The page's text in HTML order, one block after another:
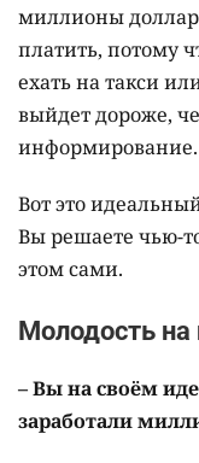
миллионы
платить, потому
ехать на такси
выйдет дороже,
информирование.
Вот это
Вы решаете чью-
этом сами.
Молодость на
–Вынасвоём
заработали